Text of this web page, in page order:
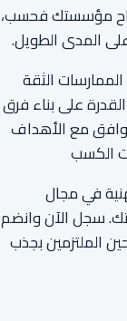
مؤسستك فحسب،
المدى الطويل.
الثقة
على بناء فرق
مع الأهداف
الكسب
في مجال
سجل الآن وانضم
الملتزمين بجذب